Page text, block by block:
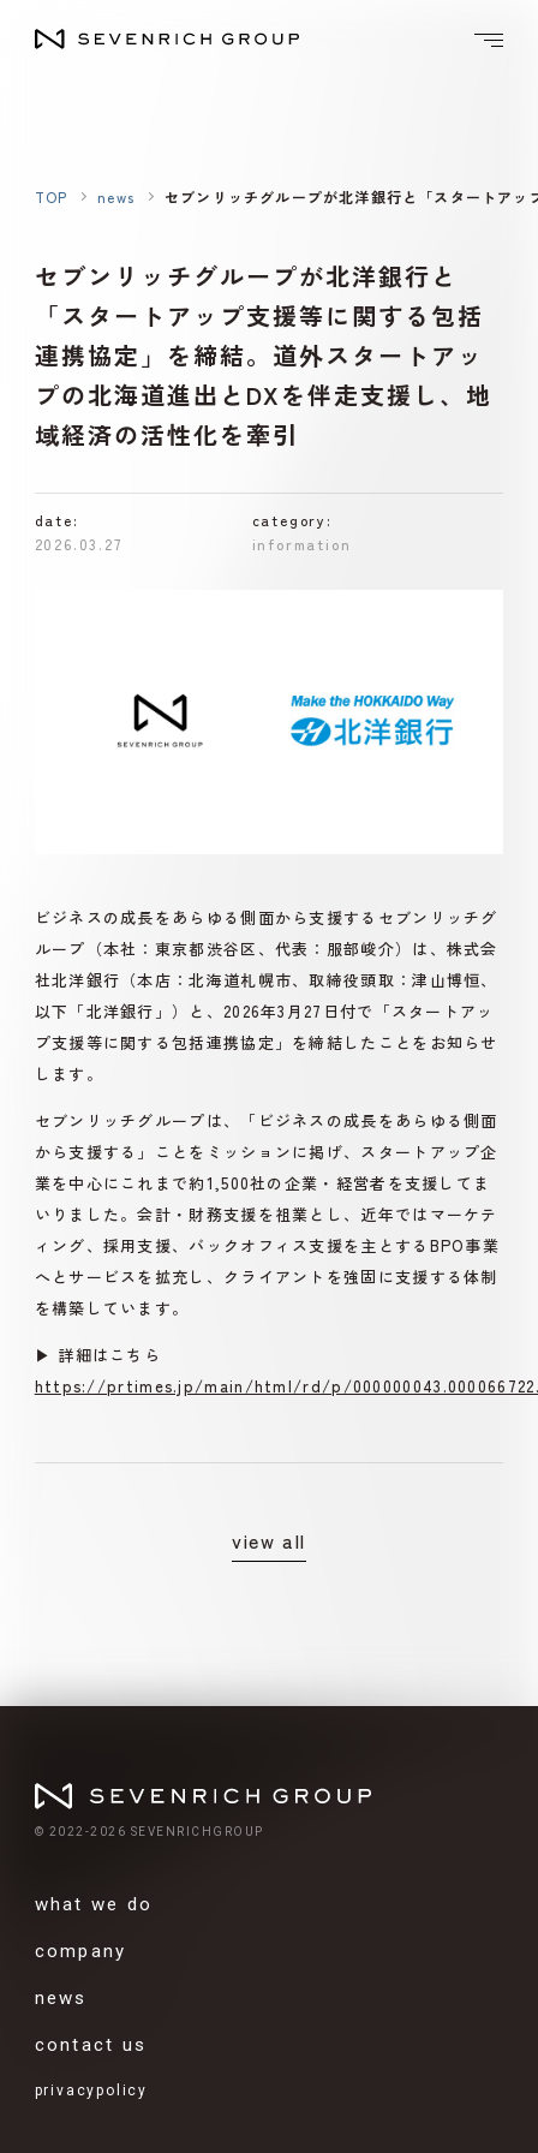
TOP news セブンリッチグループが北洋銀行と「スタートア
セブンリッチグループが北洋銀行と
「スタートアップ支援等に関する包括
連携協定」を締結。道外スタートアッ
プの北海道進出とDXを伴走支援し、地
域経済の活性化を牽引
date:
2026.03.27
category:
information
ビジネスの成長をあらゆる側面から支援するセブンリッチグ
ループ（本社：東京都渋谷区、代表：服部峻介）は、株式会
社北洋銀行（本店：北海道札幌市、取締役頭取：津山博恒、
以下「北洋銀行」）と、2026年3月27日付で「スタートアッ
プ支援等に関する包括連携協定」を締結したことをお知らせ
します。
セブンリッチグループは、「ビジネスの成長をあらゆる側面
から支援する」ことをミッションに掲げ、スタートアップ企
業を中心にこれまで約1,500社の企業・経営者を支援してま
いりました。会計・財務支援を祖業とし、近年ではマーケテ
ィング、採用支援、バックオフィス支援を主とするBPO事業
へとサービスを拡充し、クライアントを強固に支援する体制
を構築しています。
▶︎ 詳細はこちら
https://prtimes.jp/main/html/rd/p/
view all
© 2022-2026 SEVENRICHGROUP
what we do
company
news
contact us
privacypolicy